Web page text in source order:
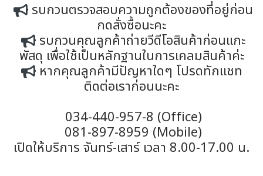
รบกวนตรวจสอบความถูกต้องของที่อยู่ก่อน
กดสั่งซื้อนะคะ
รบกวนคุณลูกค้าถ่ายวีดีโอสินค้าก่อนแกะ
พัสดุ เพื่อใช้เป็นหลักฐานในการเคลมสินค้าค่ะ
หากคุณลูกค้ามีปัญหาใดๆ โปรดทักแชท
ติดต่อเราก่อนนะคะ
034-440-957-8 (Office)
081-897-8959 (Mobile)
เปิดให้บริการ จันทร์-เสาร์ เวลา 8.00-17.00 น.